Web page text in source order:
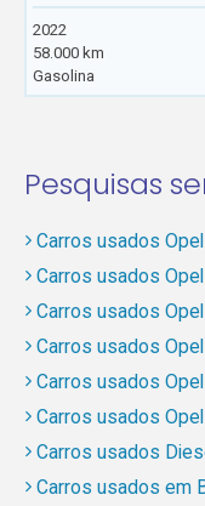
2022
58.000 km
Gasolina
Pesquisas
Carros usados Opel
Carros usados
Carros usados
Carros usados
Carros usados
Carros usados
Carros usados
Carros usados em